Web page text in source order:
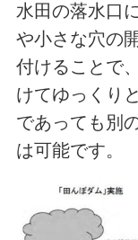
水田の落水口
や小さな穴の
付けることで
けてゆっくり
であっても別
は可能です。